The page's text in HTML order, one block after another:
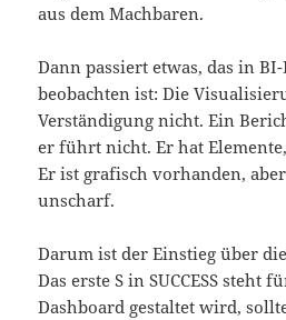
aus dem Machbaren.
Dann passiert etwas, das in
beobachten ist: Die
Verständigung nicht. Ein
er führt nicht. Er hat
Er ist grafisch vorhanden,
unscharf.
Darum ist der Einstieg über
Das erste S in SUCCESS steht
Dashboard gestaltet wird,